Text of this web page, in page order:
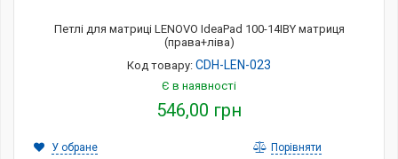
Петлі для матриці LENOVO IdeaPad 100-14IBY матриця
(права+ліва)
Код товару: CDH-LEN-023
Є в наявності
546,00 грн
У обране Порівняти